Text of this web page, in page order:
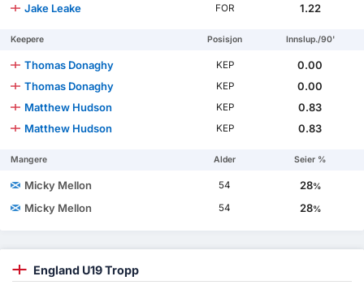
Jake Leake
FOR 1.22
Keepere Posisjon Innslup./90'
Thomas Donaghy KEP
0.00
Thomas Donaghy
KEP
0.00
Matthew Hudson
KEP
0.83
Matthew Hudson
KEP 0.83
Mangere Alder Seier %
Micky Mellon 54 28%
Micky Mellon 54 28%
England U19 Tropp